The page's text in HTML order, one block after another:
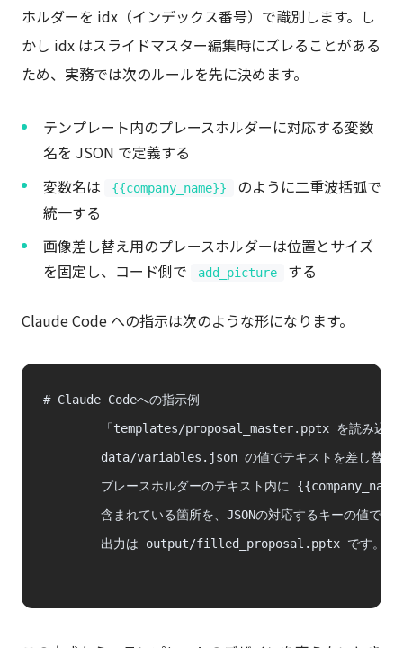
ホルダーを idx（インデックス番号）で識別します。し
かし idx はスライドマスター編集時にズレることがある
ため、実務では次のルールを先に決めます。
テンプレート内のプレースホルダーに対応する変数
名を JSON で定義する
変数名は
{{company_name}}
のように二重波括弧で
統一する
画像差し替え用のプレースホルダーは位置とサイズ
を固定し、コード側で
add_picture する
Claude Code への指示は次のような形になります。
# Claude Codeへの指示例
「templates/proposal_master.pptx を読み込み
data/variables.json の値でテキストを差し替え
プレースホルダーのテキスト内に
含まれている箇所を、JSONの対応するキーの値で置
        出力は output/filled_proposal.pptx です。」